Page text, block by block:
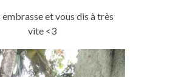
embrasse et vous dis à très
vite <3